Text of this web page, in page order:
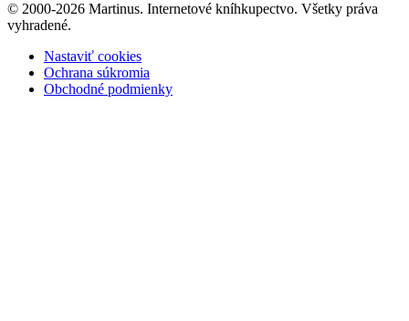
© 2000-2026 Martinus. Internetové kníhkupectvo. Všetky práva
vyhradené.
Nastaviť cookies
Ochrana súkromia
Obchodné podmienky